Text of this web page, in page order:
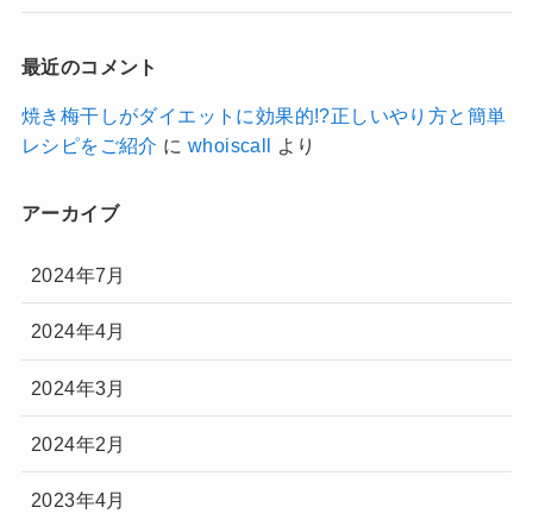
最近のコメント
焼き梅干しがダイエットに効果的!?正しいやり方と簡単
レシピをご紹介 に whoiscall より
アーカイブ
2024年7月
2024年4月
2024年3月
2024年2月
2023年4月